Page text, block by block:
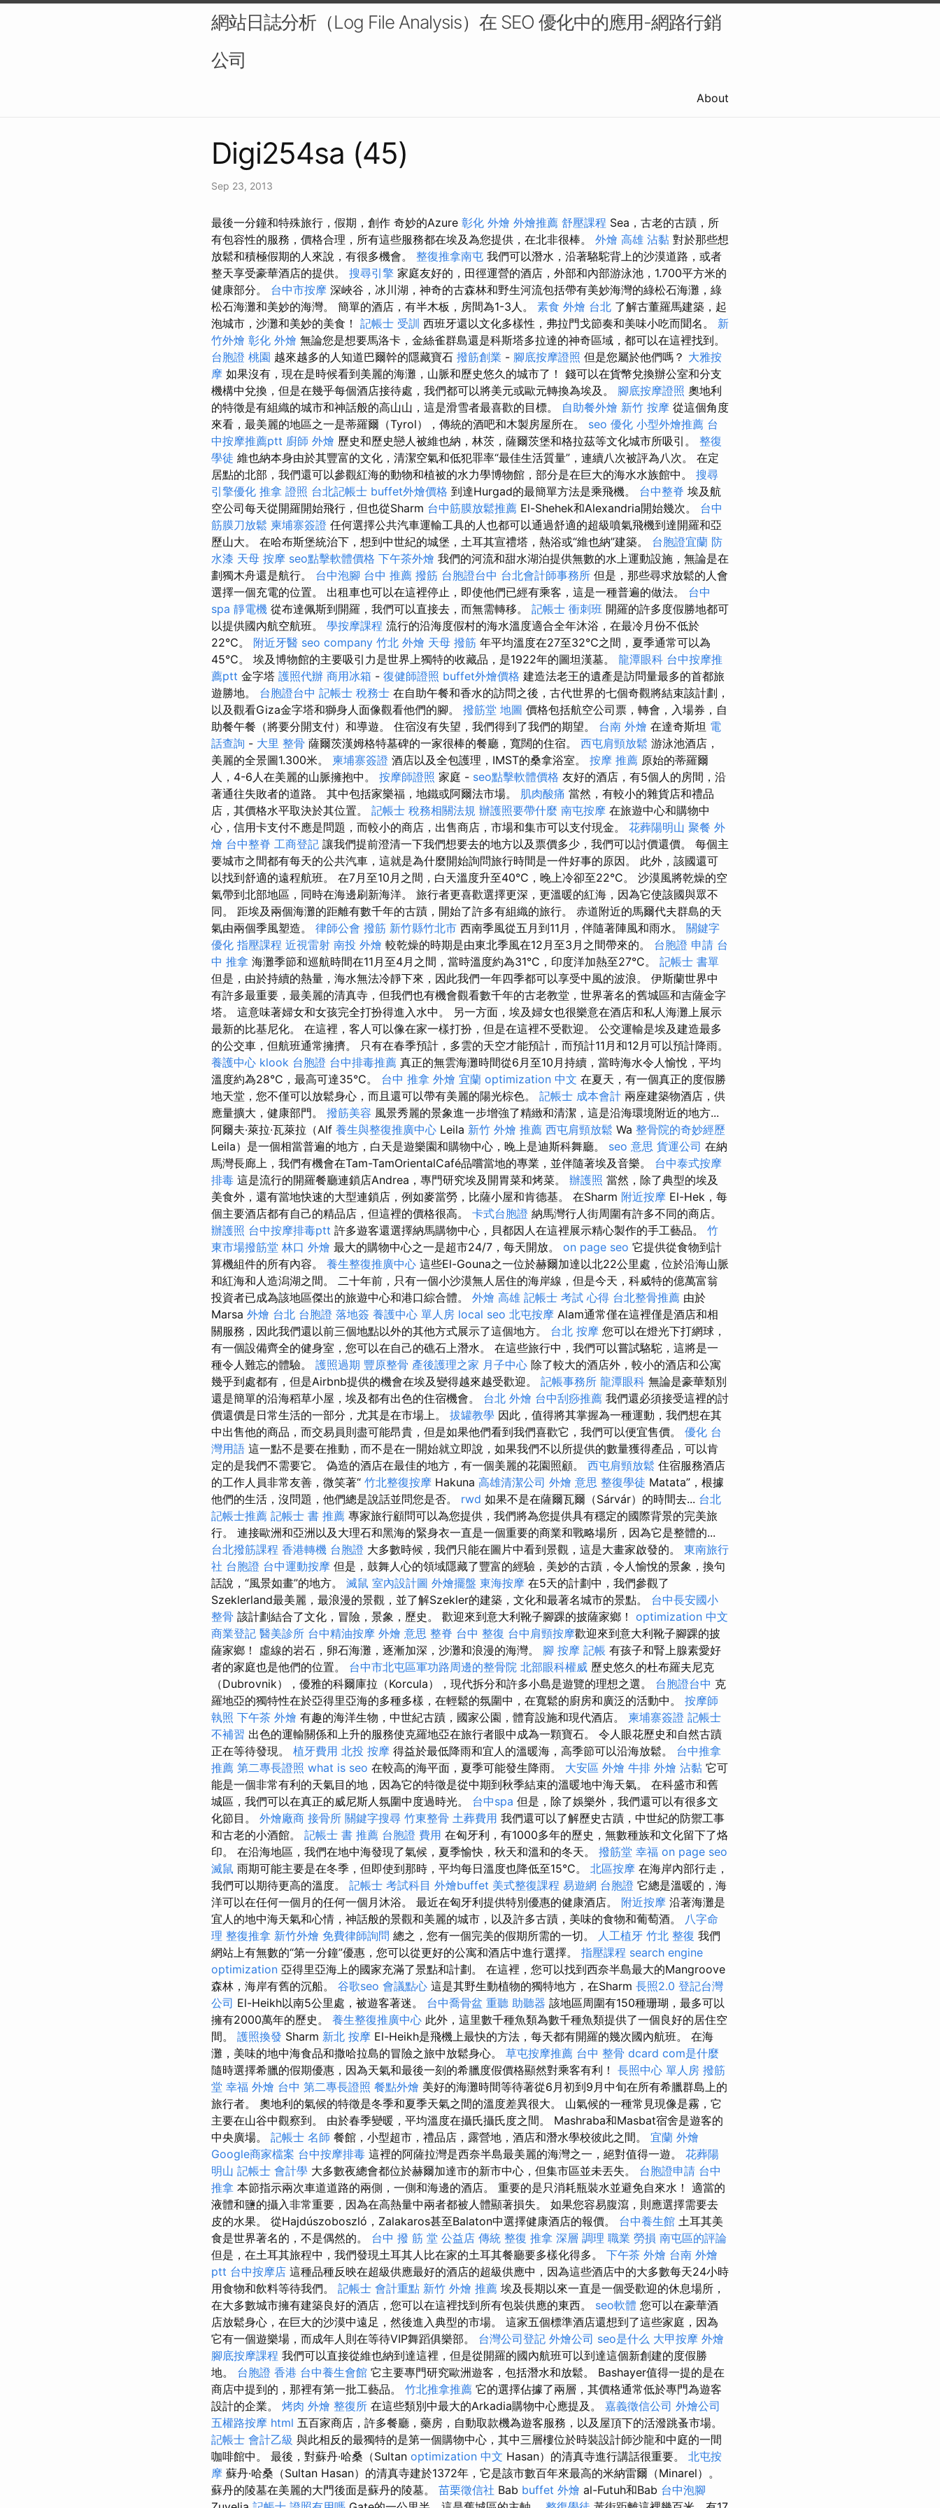
網站日誌分析（Log File Analysis）在 SEO 優化中的應用-網路行銷
公司
About
Digi254sa (45)
Sep 23, 2013
最後一分鐘和特殊旅行，假期，創作 奇妙的Azure 彰化 外燴 外燴推薦 舒壓課程 Sea，古老的古蹟，所
有包容性的服務，價格合理，所有這些服務都在埃及為您提供，在北非很棒。 外燴 高雄 沾黏 對於那些想
放鬆和積極假期的人來說，有很多機會。 整復推拿南屯 我們可以潛水，沿著駱駝背上的沙漠道路，或者
整天享受豪華酒店的提供。 搜尋引擎 家庭友好的，田徑運營的酒店，外部和內部游泳池，1.700平方米的
健康部分。 台中市按摩 深峽谷，冰川湖，神奇的古森林和野生河流包括帶有美妙海灣的綠松石海灘，綠
松石海灘和美妙的海灣。 簡單的酒店，有半木板，房間為1-3人。 素食 外燴 台北 了解古董羅馬建築，起
泡城市，沙灘和美妙的美食！ 記帳士 受訓 西班牙還以文化多樣性，弗拉門戈節奏和美味小吃而聞名。 新
竹外燴 彰化 外燴 無論您是想要馬洛卡，金絲雀群島還是科斯塔多拉達的神奇區域，都可以在這裡找到。
台胞證 桃園 越來越多的人知道巴爾幹的隱藏寶石 撥筋創業 - 腳底按摩證照 但是您屬於他們嗎？ 大雅按
摩 如果沒有，現在是時候看到美麗的海灘，山脈和歷史悠久的城市了！ 錢可以在貨幣兌換辦公室和分支
機構中兌換，但是在幾乎每個酒店接待處，我們都可以將美元或歐元轉換為埃及。 腳底按摩證照 奧地利
的特徵是有組織的城市和神話般的高山山，這是滑雪者最喜歡的目標。 自助餐外燴 新竹 按摩 從這個角度
來看，最美麗的地區之一是蒂羅爾（Tyrol），傳統的酒吧和木製房屋所在。 seo 優化 小型外燴推薦 台
中按摩推薦ptt 廚師 外燴 歷史和歷史戀人被維也納，林茨，薩爾茨堡和格拉茲等文化城市所吸引。 整復
學徒 維也納本身由於其豐富的文化，清潔空氣和低犯罪率“最佳生活質量”，連續八次被評為八次。 在定
居點​​的北部，我們還可以參觀紅海的動物和植被的水力學博物館，部分是在巨大的海水水族館中。 搜尋
引擎優化 推拿 證照 台北記帳士 buffet外燴價格 到達Hurgad的最簡單方法是乘飛機。 台中整脊 埃及航
空公司每天從開羅開始飛行，但也從Sharm 台中筋膜放鬆推薦 El-Shehek和Alexandria開始幾次。 台中
筋膜刀放鬆 柬埔寨簽證 任何選擇公共汽車運輸工具的人也都可以通過舒適的超級噴氣飛機到達開羅和亞
歷山大。 在哈布斯堡統治下，想到中世紀的城堡，土耳其宣禮塔，熱浴或“維也納”建築。 台胞證宜蘭 防
水漆 天母 按摩 seo點擊軟體價格 下午茶外燴 我們的河流和甜水湖泊提供無數的水上運動設施，無論是在
劃獨木舟還是航行。 台中泡腳 台中 推薦 撥筋 台胞證台中 台北會計師事務所 但是，那些尋求放鬆的人會
選擇一個充電的位置。 出租車也可以在這裡停止，即使他們已經有乘客，這是一種普遍的做法。 台中
spa 靜電機 從布達佩斯到開羅，我們可以直接去，而無需轉移。 記帳士 衝刺班 開羅的許多度假勝地都可
以提供國內航空航班。 學按摩課程 流行的沿海度假村的海水溫度適合全年沐浴，在最冷月份不低於
22℃。 附近牙醫 seo company 竹北 外燴 天母 撥筋 年平均溫度在27至32℃之間，夏季通常可以為
45℃。 埃及博物館的主要吸引力是世界上獨特的收藏品，是1922年的圖坦漢墓。 龍潭眼科 台中按摩推
薦ptt 金字塔 護照代辦 商用冰箱 - 復健師證照 buffet外燴價格 建造法老王的遺產是訪問量最多的首都旅
遊勝地。 台胞證台中 記帳士 稅務士 在自助午餐和香水的訪問之後，古代世界的七個奇觀將結束該計劃，
以及觀看Giza金字塔和獅身人面像觀看他們的腳。 撥筋堂 地圖 價格包括航空公司票，轉會，入場券，自
助餐午餐（將要分開支付）和導遊。 住宿沒有失望，我們得到了我們的期望。 台南 外燴 在達奇斯坦 電
話查詢 - 大里 整骨 薩爾茨漢姆格特墓碑的一家很棒的餐廳，寬闊的住宿。 西屯肩頸放鬆 游泳池酒店，
美麗的全景圖1.300米。 柬埔寨簽證 酒店以及全包護理，IMST的桑拿浴室。 按摩 推薦 原始的蒂羅爾
人，4-6人在美麗的山脈擁抱中。 按摩師證照 家庭 - seo點擊軟體價格 友好的酒店，有5個人的房間，沿
著通往失敗者的道路。 其中包括家樂福，地鐵或阿爾法市場。 肌肉酸痛 當然，有較小的雜貨店和禮品
店，其價格水平取決於其位置。 記帳士 稅務相關法規 辦護照要帶什麼 南屯按摩 在旅遊中心和購物中
心，信用卡支付不應是問題，而較小的商店，出售商店，市場和集市可以支付現金。 花葬陽明山 聚餐 外
燴 台中整脊 工商登記 讓我們提前澄清一下我們想要去的地方以及票價多少，我們可以討價還價。 每個主
要城市之間都有每天的公共汽車，這就是為什麼開始詢問旅行時間是一件好事的原因。 此外，該國還可
以找到舒適的遠程航班。 在7月至10月之間，白天溫度升至40°C，晚上冷卻至22°C。 沙漠風將乾燥的空
氣帶到北部地區，同時在海邊刷新海洋。 旅行者更喜歡選擇更深，更溫暖的紅海，因為它使該國與眾不
同。 距埃及兩個海灘的距離有數千年的古蹟，開始了許多有組織的旅行。 赤道附近的馬爾代夫群島的天
氣由兩個季風塑造。 律師公會 撥筋 新竹縣竹北市 西南季風從五月到11月，伴隨著陣風和雨水。 關鍵字
優化 指壓課程 近視雷射 南投 外燴 較乾燥的時期是由東北季風在12月至3月之間帶來的。 台胞證 申請 台
中 推拿 海灘季節和巡航時間在11月至4月之間，當時溫度約為31°C，印度洋加熱至27°C。 記帳士 書單
但是，由於持續的熱量，海水無法冷靜下來，因此我們一年四季都可以享受中風的波浪。 伊斯蘭世界中
有許多最重要，最美麗的清真寺，但我們也有機會觀看數千年的古老教堂，世界著名的舊城區和吉薩金字
塔。 這意味著婦女和女孩完全打扮得進入水中。 另一方面，埃及婦女也很樂意在酒店和私人海灘上展示
最新的比基尼化。 在這裡，客人可以像在家一樣打扮，但是在這裡不受歡迎。 公交運輸是埃及建造最多
的公交車，但航班通常擁擠。 只有在春季預計，多雲的天空才能預計，而預計11月和12月可以預計降雨。
養護中心 klook 台胞證 台中排毒推薦 真正的無雲海灘時間從6月至10月持續，當時海水令人愉悅，平均
溫度約為28°C，最高可達35°C。 台中 推拿 外燴 宜蘭 optimization 中文 在夏天，有一個真正的度假勝
地天堂，您不僅可以放鬆身心，而且還可以帶有美麗的陽光棕色。 記帳士 成本會計 兩座建築物酒店，供
應量擴大，健康部門。 撥筋美容 風景秀麗的景象進一步增強了精緻和清潔，這是沿海環境附近的地方...
阿爾夫·萊拉·瓦萊拉（Alf 養生與整復推廣中心 Leila 新竹 外燴 推薦 西屯肩頸放鬆 Wa 整骨院的奇妙經歷
Leila）是一個相當普遍的地方，白天是遊樂園和購物中心，晚上是迪斯科舞廳。 seo 意思 貨運公司 在納
馬灣長廊上，我們有機會在Tam-TamOrientalCafé品嚐當地的專業，並伴隨著埃及音樂。 台中泰式按摩
排毒 這是流行的開羅餐廳連鎖店Andrea，專門研究埃及開胃菜和烤菜。 辦護照 當然，除了典型的埃及
美食外，還有當地快速的大型連鎖店，例如麥當勞，比薩小屋和肯德基。 在Sharm 附近按摩 El-Hek，每
個主要酒店都有自己的精品店，但這裡的價格很高。 卡式台胞證 納馬灣行人街周圍有許多不同的商店。
辦護照 台中按摩排毒ptt 許多遊客還選擇納馬購物中心，貝都因人在這裡展示精心製作的手工藝品。 竹
東市場撥筋堂 林口 外燴 最大的購物中心之一是超市24/7，每天開放。 on page seo 它提供從食物到計
算機組件的所有內容。 養生整復推廣中心 這些El-Gouna之一位於赫爾加達以北22公里處，位於沿海山脈
和紅海和人造潟湖之間。 二十年前，只有一個小沙漠無人居住的海岸線，但是今天，科威特的億萬富翁
投資者已成為該地區傑出的旅遊中心和港口綜合體。 外燴 高雄 記帳士 考試 心得 台北整骨推薦 由於
Marsa 外燴 台北 台胞證 落地簽 養護中心 單人房 local seo 北屯按摩 Alam通常僅在這裡僅是酒店和相
關服務，因此我們還以前三個地點以外的其他方式展示了這個地方。 台北 按摩 您可以在燈光下打網球，
有一個設備齊全的健身室，您可以在自己的礁石上潛水。 在這些旅行中，我們可以嘗試駱駝，這將是一
種令人難忘的體驗。 護照過期 豐原整骨 產後護理之家 月子中心 除了較大的酒店外，較小的酒店和公寓
幾乎到處都有，但是Airbnb提供的機會在埃及變得越來越受歡迎。 記帳事務所 龍潭眼科 無論是豪華類別
還是簡單的沿海稻草小屋，埃及都有出色的住宿機會。 台北 外燴 台中刮痧推薦 我們還必須接受這裡的討
價還價是日常生活的一部分，尤其是在市場上。 拔罐教學 因此，值得將其掌握為一種運動，我們想在其
中出售他的商品，而交易員則盡可能昂貴，但是如果他們看到我們喜歡它，我們可以便宜售價。 優化 台
灣用語 這一點不是要在推動，而不是在一開始就立即說，如果我們不以所提供的數量獲得產品，可以肯
定的是我們不需要它。 偽造的酒店在最佳的地方，有一個美麗的花園照顧。 西屯肩頸放鬆 住宿服務酒店
的工作人員非常友善，微笑著“ 竹北整復按摩 Hakuna 高雄清潔公司 外燴 意思 整復學徒 Matata”，根據
他們的生活，沒問題，他們總是說話並問您是否。 rwd 如果不是在薩爾瓦爾（Sárvár）的時間去... 台北
記帳士推薦 記帳士 書 推薦 專家旅行顧問可以為您提供，我們將為您提供具有穩定的國際背景的完美旅
行。 連接歐洲和亞洲以及大理石和黑海的緊身衣一直是一個重要的商業和戰略場所，因為它是整體的...
台北撥筋課程 香港轉機 台胞證 大多數時候，我們只能在圖片中看到景觀，這是大畫家啟發的。 東南旅行
社 台胞證 台中運動按摩 但是，鼓舞人心的領域隱藏了豐富的經驗，美妙的古蹟，令人愉悅的景象，換句
話說，“風景如畫”的地方。 滅鼠 室內設計圖 外燴擺盤 東海按摩 在5天的計劃中，我們參觀了
Szeklerland最美麗，最浪漫的景觀，並了解Szekler的建築，文化和最著名城市的景點。 台中長安國小
整骨 該計劃結合了文化，冒險，景象，歷史。 歡迎來到意大利靴子腳踝的披薩家鄉！ optimization 中文
商業登記 醫美診所 台中精油按摩 外燴 意思 整脊 台中 整復 台中肩頸按摩歡迎來到意大利靴子腳踝的披
薩家鄉！ 虛線的岩石，卵石海灘，逐漸加深，沙灘和浪漫的海灣。 腳 按摩 記帳 有孩子和腎上腺素愛好
者的家庭也是他們的位置。 台中市北屯區軍功路周邊的整骨院 北部眼科權威 歷史悠久的杜布羅夫尼克
（Dubrovnik），優雅的科爾庫拉（Korcula），現代拆分和許多小島是遊覽的理想之選。 台胞證台中 克
羅地亞的獨特性在於亞得里亞海的多種多樣，在輕鬆的氛圍中，在寬鬆的廚房和廣泛的活動中。 按摩師
執照 下午茶 外燴 有趣的海洋生物，中世紀古蹟，國家公園，體育設施和現代酒店。 柬埔寨簽證 記帳士
不補習 出色的運輸關係和上升的服務使克羅地亞在旅行者眼中成為一顆寶石。 令人眼花歷史和自然古蹟
正在等待發現。 植牙費用 北投 按摩 得益於最低降雨和宜人的溫暖海，高季節可以沿海放鬆。 台中推拿
推薦 第二專長證照 what is seo 在較高的海平面，夏季可能發生降雨。 大安區 外燴 牛排 外燴 沾黏 它可
能是一個非常有利的天氣目的地，因為它的特徵是從中期到秋季結束的溫暖地中海天氣。 在科盛市和舊
城區，我們可以在真正的威尼斯人氛圍中度過時光。 台中spa 但是，除了娛樂外，我們還可以有很多文
化節目。 外燴廠商 接骨所 關鍵字搜尋 竹東整骨 土葬費用 我們還可以了解歷史古蹟，中世紀的防禦工事
和古老的小酒館。 記帳士 書 推薦 台胞證 費用 在匈牙利，有1000多年的歷史，無數種族和文化留下了烙
印。 在沿海地區，我們在地中海發現了氣候，夏季愉快，秋天和溫和的冬天。 撥筋堂 幸福 on page seo
滅鼠 雨期可能主要是在冬季，但即使到那時，平均每日溫度也降低至15°C。 北區按摩 在海岸內部行走，
我們可以期待更高的溫度。 記帳士 考試科目 外燴buffet 美式整復課程 易遊網 台胞證 它總是溫暖的，海
洋可以在任何一個月的任何一個月沐浴。 最近在匈牙利提供特別優惠的健康酒店。 附近按摩 沿著海灘是
宜人的地中海天氣和心情，神話般的景觀和美麗的城市，以及許多古蹟，美味的食物和葡萄酒。 八字命
理 整復推拿 新竹外燴 免費律師詢問 總之，您有一個完美的假期所需的一切。 人工植牙 竹北 整復 我們
網站上有無數的“第一分鐘”優惠，您可以從更好的公寓和酒店中進行選擇。 指壓課程 search engine
optimization 亞得里亞海上的國家充滿了景點和計劃。 在這裡，您可以找到西奈半島最大的Mangroove
森林，海岸有舊的沉船。 谷歌seo 會議點心 這是其野生動植物的獨特地方，在Sharm 長照2.0 登記台灣
公司 El-Heikh以南5公里處，被遊客著迷。 台中喬骨盆 重聽 助聽器 該地區周圍有150種珊瑚，最多可以
擁有2000萬年的歷史。 養生整復推廣中心 此外，這里數千種魚類為數千種魚類提供了一個良好的居住空
間。 護照換發 Sharm 新北 按摩 El-Heikh是飛機上最快的方法，每天都有開羅的幾次國內航班。 在海
灘，美味的地中海食品和撒哈拉島的冒險之旅中放鬆身心。 草屯按摩推薦 台中 整骨 dcard com是什麼
隨時選擇希臘的假期優惠，因為天氣和最後一刻的希臘度假價格顯然對乘客有利！ 長照中心 單人房 撥筋
堂 幸福 外燴 台中 第二專長證照 餐點外燴 美好的海灘時間等待著從6月初到9月中旬在所有希臘群島上的
旅行者。 奧地利的氣候的特徵是冬季和夏季天氣之間的溫度差異很大。 山氣候的一種常見現像是霧，它
主要在山谷中觀察到。 由於春季變暖，平均溫度在攝氏攝氏度之間。 Mashraba和Masbat宿舍是遊客的
中央廣場。 記帳士 名師 餐館，小型超市，禮品店，露營地，酒店和潛水學校彼此之間。 宜蘭 外燴
Google商家檔案 台中按摩排毒 這裡的阿薩拉灣是西奈半島最美麗的海灣之一，絕對值得一遊。 花葬陽
明山 記帳士 會計學 大多數夜總會都位於赫爾加達市的新市中心，但集市區並未丟失。 台胞證申請 台中
推拿 本節指示兩次車道道路的兩側，一側和海邊的酒店。 重要的是只消耗瓶裝水並避免自來水！ 適當的
液體和鹽的攝入非常重要，因為在高熱量中兩者都被人體顯著損失。 如果您容易腹瀉，則應選擇需要去
皮的水果。 從Hajdúszoboszló，Zalakaros甚至Balaton中選擇健康酒店的報價。 台中養生館 土耳其美
食是世界著名的，不是偶然的。 台中 撥 筋 堂 公益店 傳統 整復 推拿 深層 調理 職業 勞損 南屯區的評論
但是，在土耳其旅程中，我們發現土耳其人比在家的土耳其餐廳要多樣化得多。 下午茶 外燴 台南 外燴
ptt 台中按摩店 這種品種反映在超級供應最好的酒店的超級供應中，因為這些酒店中的大多數每天24小時
用食物和飲料等待我們。 記帳士 會計重點 新竹 外燴 推薦 埃及長期以來一直是一個受歡迎的休息場所，
在大多數城市擁有建築良好的酒店，您可以在這裡找到所有包裝供應的東西。 seo軟體 您可以在豪華酒
店放鬆身心，在巨大的沙漠中遠足，然後進入典型的市場。 這家五個標準酒店還想到了這些家庭，因為
它有一個遊樂場，而成年人則在等待VIP舞蹈俱樂部。 台灣公司登記 外燴公司 seo是什么 大甲按摩 外燴
腳底按摩課程 我們可以直接從維也納到達這裡，但是從開羅的國內航班可以到達這個新創建的度假勝
地。 台胞證 香港 台中養生會館 它主要專門研究歐洲遊客，包括潛水和放鬆。 Bashayer值得一提的是在
商店中提到的，那裡有第一批工藝品。 竹北推拿推薦 它的選擇佔據了兩層，其價格通常低於專門為遊客
設計的企業。 烤肉 外燴 整復所 在這些類別中最大的Arkadia購物中心應提及。 嘉義徵信公司 外燴公司
五權路按摩 html 五百家商店，許多餐廳，藥房，自動取款機為遊客服務，以及屋頂下的活潑跳蚤市場。
記帳士 會計乙級 與此相反的最獨特的是第一個購物中心，其中三層樓位於時裝設計師沙龍和中庭的一間
咖啡館中。 最後，對蘇丹·哈桑（Sultan optimization 中文 Hasan）的清真寺進行講話很重要。 北屯按
摩 蘇丹·哈桑（Sultan Hasan）的清真寺建於1372年，它是該市數百年來最高的米納雷爾（Minarel）。
蘇丹的陵墓在美麗的大門後面是蘇丹的陵墓。 苗栗徵信社 Bab buffet 外燴 al-Futuh和Bab 台中泡腳